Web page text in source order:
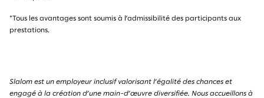
*Tous les avantages sont soumis à l’admissibilité des participants aux
prestations.
Slalom est un employeur inclusif valorisant l’égalité des chances et
engagé à la création d’une main-d’œuvre diversifiée. Nous accueillons à